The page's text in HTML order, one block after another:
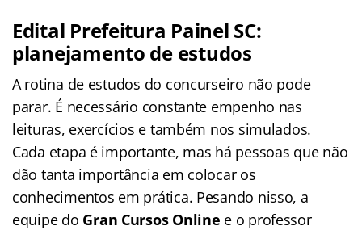
Edital Prefeitura Painel SC:
planejamento de estudos
A rotina de estudos do concurseiro não pode
parar. É necessário constante empenho nas
leituras, exercícios e também nos simulados.
Cada etapa é importante, mas há pessoas que não
dão tanta importância em colocar os
conhecimentos em prática. Pesando nisso, a
equipe do Gran Cursos Online e o professor